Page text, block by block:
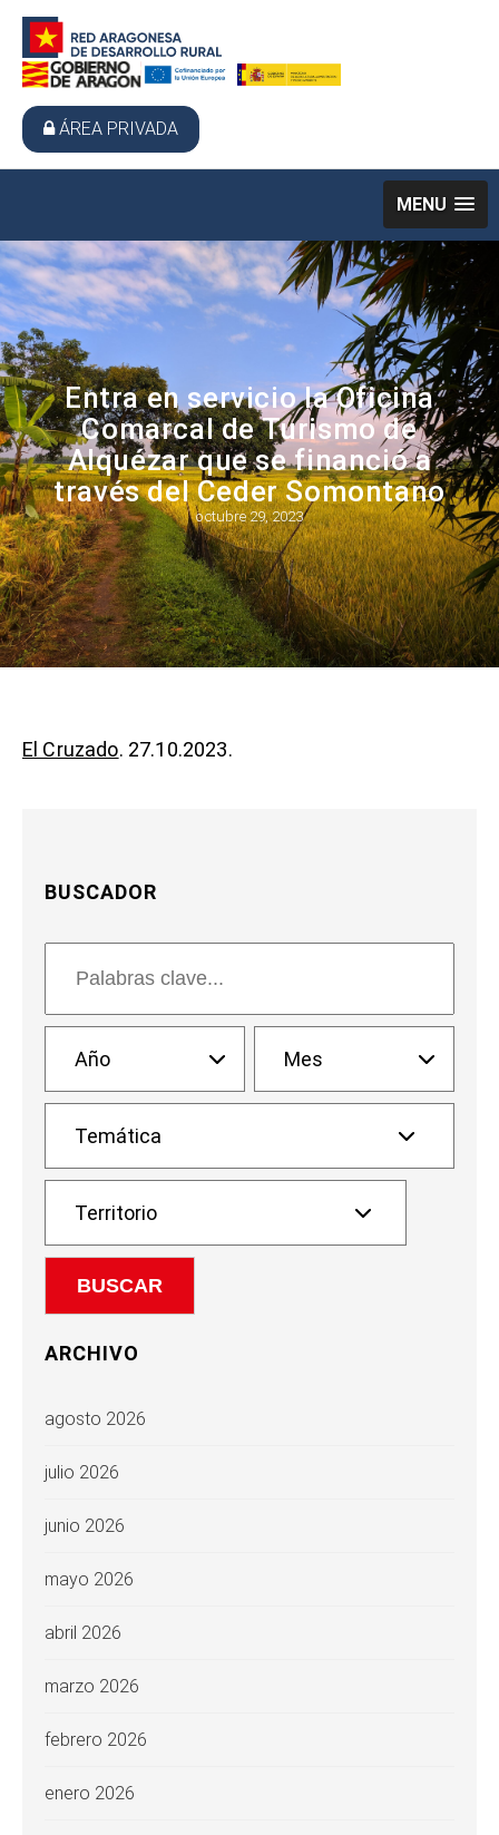
ÁREA PRIVADA
MENU
Entra en servicio la Oficina
Comarcal de Turismo de
Alquézar que se financió a
través del Ceder Somontano
octubre 29, 2023
El Cruzado. 27.10.2023.
BUSCADOR
ARCHIVO
agosto 2026
julio 2026
junio 2026
mayo 2026
abril 2026
marzo 2026
febrero 2026
enero 2026